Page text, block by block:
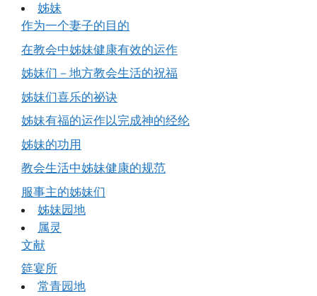
姊妹
作为一个妻子的目的
在教会中姊妹健康有效的运作
姊妹们－地方教会生活的祝福
姊妹们喜乐的祕诀
姊妹有福的运作以完成神的经纶
姊妹的功用
教会生活中姊妹健康的规范
服事主的姊妹们
姊妹园地
属灵
文献
筵宴所
常青园地